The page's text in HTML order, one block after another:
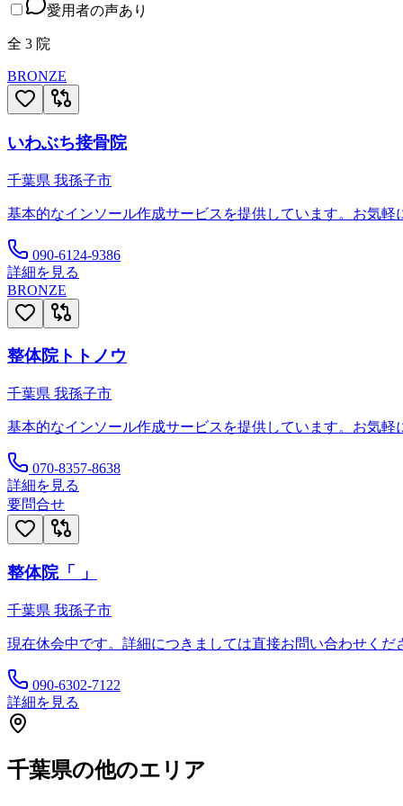
愛用者の声あり
全 3 院
BRONZE
いわぶち接骨院
千葉県 我孫子市
基本的なインソール作成サービスを提供しています。お気軽
090-6124-9386
詳細を見る
BRONZE
整体院トトノウ
千葉県 我孫子市
基本的なインソール作成サービスを提供しています。お気軽
070-8357-8638
詳細を見る
要問合せ
整体院「 」
千葉県 我孫子市
現在休会中です。詳細につきましては直接お問い合わせくだ
090-6302-7122
詳細を見る
千葉県の他のエリア